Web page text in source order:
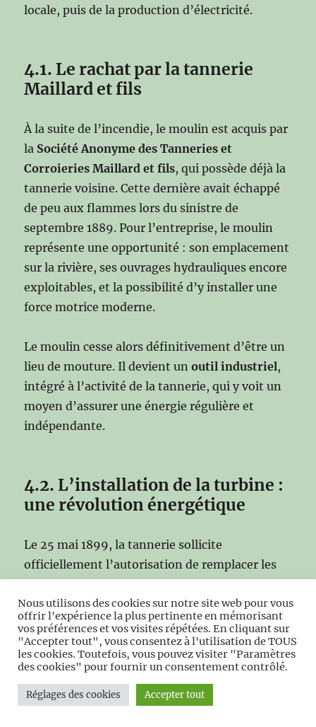
locale, puis de la production d’électricité.
4.1. Le rachat par la tannerie
Maillard et fils
À la suite de l’incendie, le moulin est acquis par
la Société Anonyme des Tanneries et
Corroieries Maillard et fils, qui possède déjà la
tannerie voisine. Cette dernière avait échappé
de peu aux flammes lors du sinistre de
septembre 1889. Pour l’entreprise, le moulin
représente une opportunité : son emplacement
sur la rivière, ses ouvrages hydrauliques encore
exploitables, et la possibilité d’y installer une
force motrice moderne.
Le moulin cesse alors définitivement d’être un
lieu de mouture. Il devient unoutil industriel,
intégré à l’activité de la tannerie, qui y voit un
moyen d’assurer une énergie régulière et
indépendante.
4.2. L’installation de la turbine :
une révolution énergétique
Le 25 mai 1899, la tannerie sollicite
officiellement l’autorisation de remplacer les
Cette demande marque la fin d’un système
pluriséculaire et l’entrée du moulin dans l’ère
de l’hydroélectricité.
La turbine, plus puissante et plus régulière que
les roues traditionnelles, transforme le moulin
Nous utilisons des cookies sur notre site web pour vous
offrir l'expérience la plus pertinente en mémorisant
vos préférences et vos visites répétées. En cliquant sur
"Accepter tout", vous consentez à l'utilisation de TOUS
les cookies. Toutefois, vous pouvez visiter "Paramètres
des cookies" pour fournir un consentement contrôlé.
Réglages des cookies Accepter tout